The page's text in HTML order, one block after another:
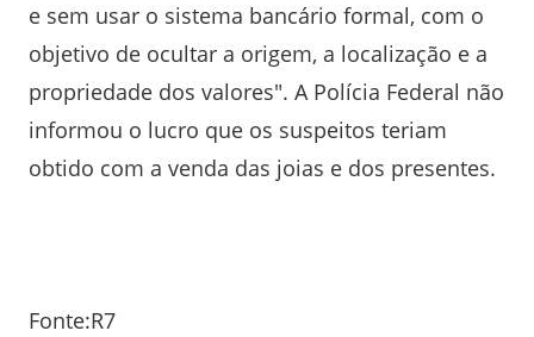
e sem usar o sistema bancário formal, com o
objetivo de ocultar a origem, a localização e a
propriedade dos valores". A Polícia Federal não
informou o lucro que os suspeitos teriam
obtido com a venda das joias e dos presentes.
Fonte:R7